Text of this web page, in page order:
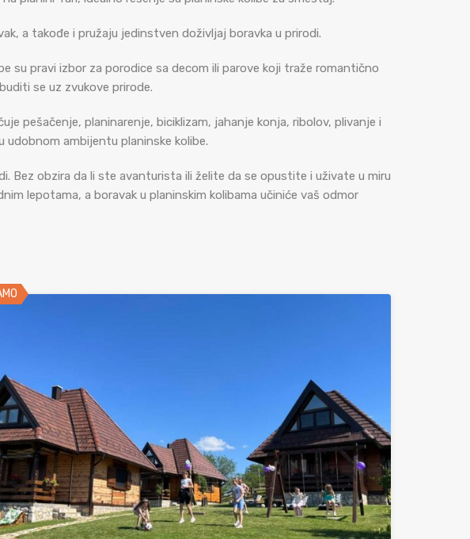
a takođe i pružaju jedinstven doživljaj boravka u prirodi.
su pravi izbor za porodice sa decom ili parove koji traže romantično
se uz zvukove prirode.
pešačenje, planinarenje, biciklizam, jahanje konja, ribolov, plivanje i
ambijentu planinske kolibe.
Bez obzira da li ste avanturista ili želite da se opustite i uživate u miru
lepotama, a boravak u planinskim kolibama učiniće vaš odmor